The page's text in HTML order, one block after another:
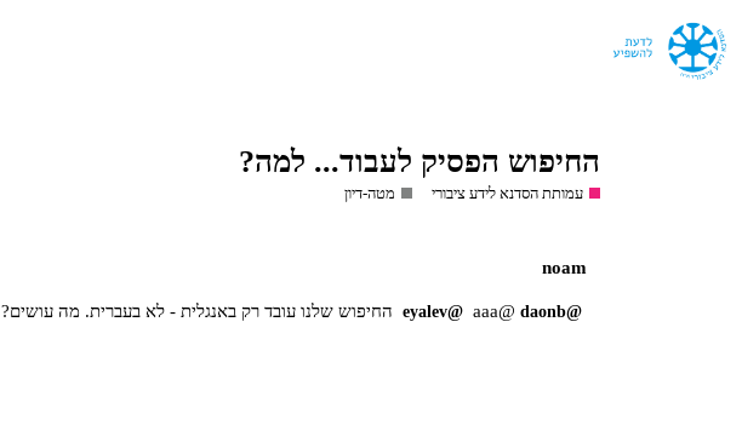
החיפוש הפסיק לעבוד... למה?
עמותת הסדנא לידע ציבורי מטה-דיון
noam
@daonb
@aaa
@eyalev החיפוש שלנו עובד רק באנגלית - לא בעברית. מה עושים?